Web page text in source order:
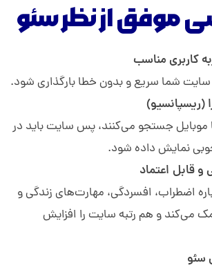
موفق از نظر سئو
کاربری مناسب
سایت شما سریع و بدون خطا بارگذاری شود.
(ریسپانسیو)
موبایل جستجو می‌کنند، پس سایت باید در
نمایش داده شود.
قابل اعتماد
اضطراب، افسردگی، مهارت‌های زندگی و
می‌کند و هم رتبه سایت را افزایش
سئو